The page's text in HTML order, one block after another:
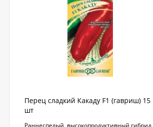
Перец сладкий Какаду F1 (гавриш) 15
шт
​Раннеспелый, высокопродуктивный гибрид,